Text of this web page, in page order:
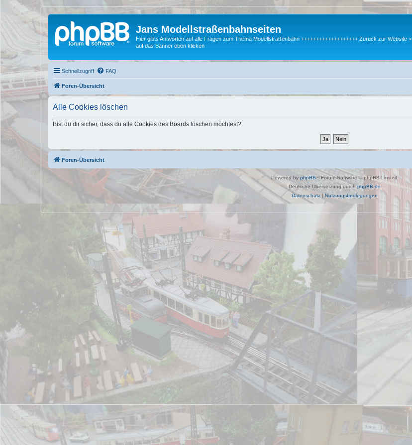
Jans Modellstraßenbahnseiten
Hier gibts Antworten auf alle Fragen zum Thema Modellstraßenbahn +++++++++++++++++++ Zurück zur Website >
auf das Banner oben klicken
Schnellzugriff FAQ
Foren-Übersicht
Alle Cookies löschen
Bist du dir sicher, dass du alle Cookies des Boards löschen möchtest?
Foren-Übersicht
Powered by phpBB® Forum Software © phpBB Limited
Deutsche Übersetzung durchphpBB.de
Datenschutz| Nutzungsbedingungen